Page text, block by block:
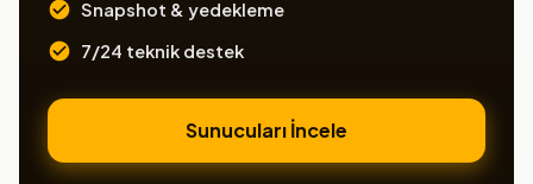
Snapshot & yedekleme
7/24 teknik destek
Sunucuları İncele